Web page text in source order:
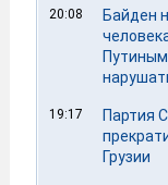
20:08
Байден
19:17
Партия
Грузии